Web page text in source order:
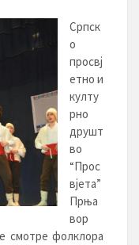
Српск
о
просвј
етно и
култу
рно
друшт
во
“Прос
вјета”
Прња
вор
смотре фолклора